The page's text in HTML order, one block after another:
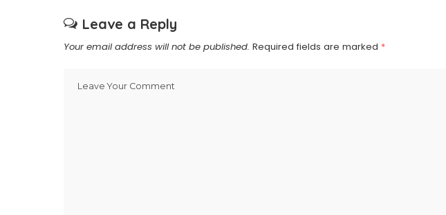
Leave a Reply
Your email address will not be published. Required fields are marked *